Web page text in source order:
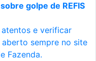
golpe de REFIS
e verificar
sempre no site
Fazenda.